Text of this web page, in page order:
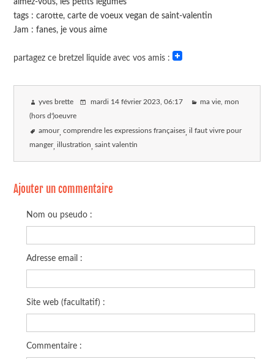
tags : carotte, carte de voeux vegan de saint-valentin
Jam : fanes, je vous aime
partagez ce bretzel liquide avec vos amis :
yves brette mardi 14 février 2023, 06:17 ma vie, mon
(hors d')oeuvre
amour comprendre les expressions françaises il faut vivre pour
manger illustration saint valentin
Ajouter un commentaire
Nom ou pseudo :
Adresse email :
Site web (facultatif) :
Commentaire :